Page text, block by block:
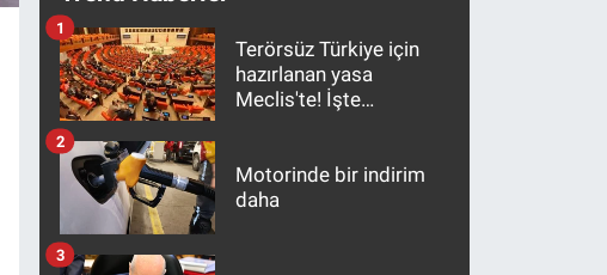
Terörsüz Türkiye için
hazırlanan yasa
Meclis'te! İşte
1
Motorinde bir indirim
daha
2
3